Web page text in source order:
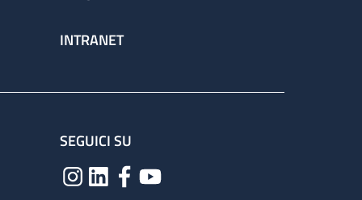
INTRANET
SEGUICI SU